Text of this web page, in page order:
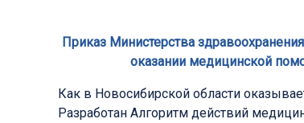
Приказ Министерства
оказании медицинской
Как в Новосибирской области
Разработан Алгоритм действий